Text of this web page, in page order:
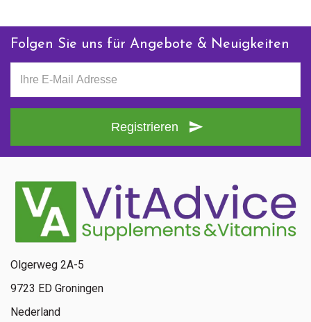
Folgen Sie uns für Angebote & Neuigkeiten
Registrieren
Olgerweg 2A-5
9723 ED Groningen
Nederland